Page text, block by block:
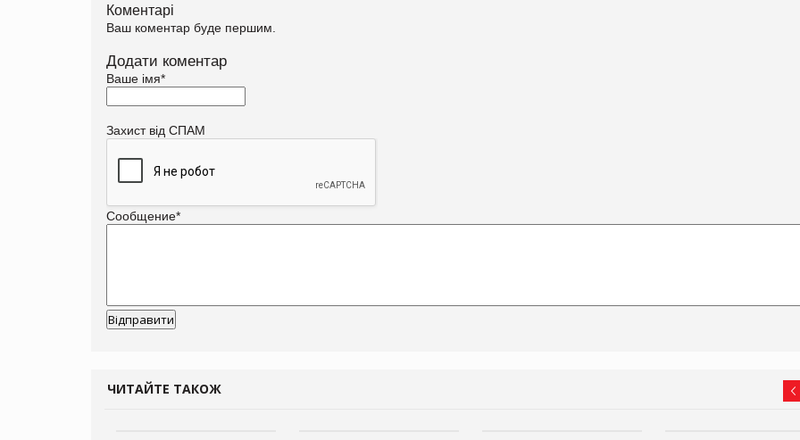
Коментарі
Ваш коментар буде першим.
Додати коментар
Ваше імя*
Захист від СПАМ
Сообщение*
ЧИТАЙТЕ ТАКОЖ